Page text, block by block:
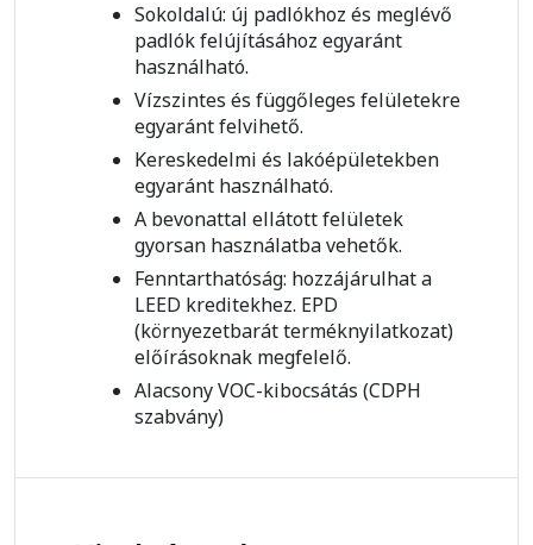
Sokoldalú: új padlókhoz és meglévő
padlók felújításához egyaránt
használható.
Vízszintes és függőleges felületekre
egyaránt felvihető.
Kereskedelmi és lakóépületekben
egyaránt használható.
A bevonattal ellátott felületek
gyorsan használatba vehetők.
Fenntarthatóság: hozzájárulhat a
LEED kreditekhez. EPD
(környezetbarát terméknyilatkozat)
előírásoknak megfelelő.
Alacsony VOC-kibocsátás (CDPH
szabvány)